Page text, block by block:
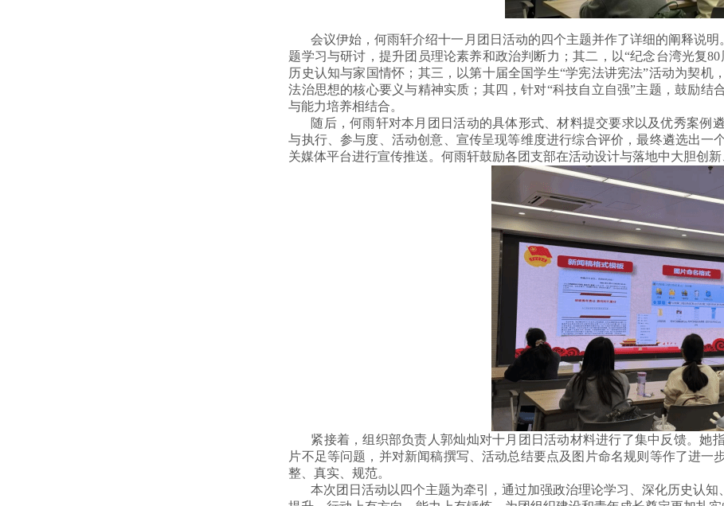
会议伊始，何雨轩介绍十一月 团日 活动的 四个主题并作了详细的阐释说明
题学习与研讨，提升团员理论素养和政治判断力；其二，以“纪念台湾光复
历史认知与家国情怀； 其三，以第十届全国学生“学宪法讲宪法”活动为契机
法治思想的核心要义与精神实质； 其四，针对“科技自立自强”主题，鼓励结
与能力培养相结合。
随后，何雨轩对本月团日活动的具体形式、材料提交要求以及优秀案例
与执行、参与度、活动创意、宣传呈现等维度进行综合评价，最终遴选出一
关媒体平台进行宣传推送。何雨轩鼓励各团支部在活动设计与落地中大胆创新
紧接着，组织部负责人郭灿灿对十月团日活动材料进行了集中反馈。她
片不足等问题，并对新闻稿撰写、活动总结要点及图片命名规则等作了进一
整、真实、规范。
本次团日活动以四个主题为牵引，通过加强政治理论学习、深化历史认